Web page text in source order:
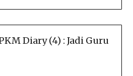
Diary (4) : Jadi Guru